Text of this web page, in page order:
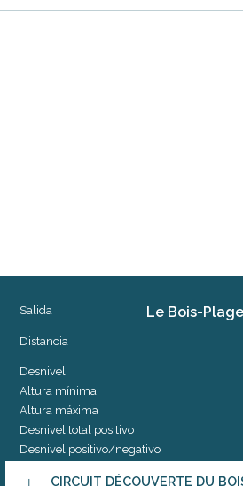
Información
Salida Le Bois-
Distancia
Desnivel
Altura mínima
Altura máxima
Desnivel total positivo
Desnivel positivo/negativo
Documentación
CIRCUIT DÉCOUVERTE DU